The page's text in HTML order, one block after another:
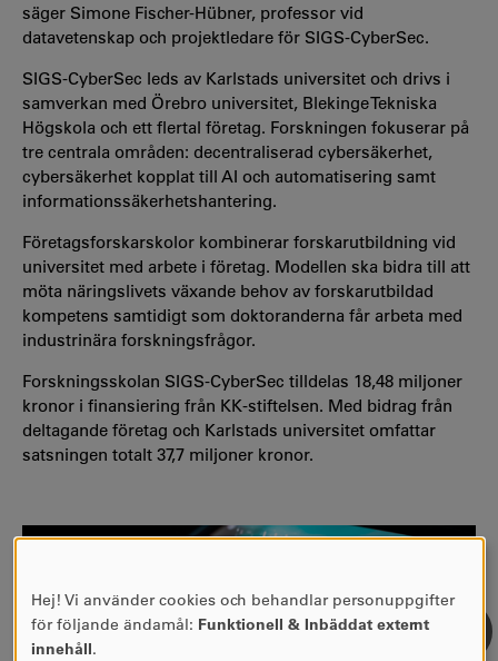
säger Simone Fischer-Hübner, professor vid
datavetenskap och projektledare för SIGS-CyberSec.
SIGS-CyberSec leds av Karlstads universitet och drivs i
samverkan med Örebro universitet, Blekinge Tekniska
Högskola och ett flertal företag. Forskningen fokuserar på
tre centrala områden: decentraliserad cybersäkerhet,
cybersäkerhet kopplat till AI och automatisering samt
informationssäkerhetshantering.
Företagsforskarskolor kombinerar forskarutbildning vid
universitet med arbete i företag. Modellen ska bidra till att
möta näringslivets växande behov av forskarutbildad
kompetens samtidigt som doktoranderna får arbeta med
industrinära forskningsfrågor.
Forskningsskolan SIGS-CyberSec tilldelas 18,48 miljoner
kronor i finansiering från KK-stiftelsen. Med bidrag från
deltagande företag och Karlstads universitet omfattar
satsningen totalt 37,7 miljoner kronor.
ANVÄNDNING
AV
Hej! Vi använder cookies och behandlar personuppgifter
för följande ändamål: Funktionell & Inbäddat externt
innehåll.